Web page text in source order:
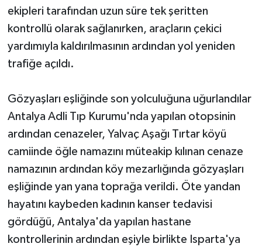
ekipleri tarafından uzun süre tek şeritten
kontrollü olarak sağlanırken, araçların çekici
yardımıyla kaldırılmasının ardından yol yeniden
trafiğe açıldı.
Gözyaşları eşliğinde son yolculuğuna uğurlandılar
Antalya Adli Tıp Kurumu'nda yapılan otopsinin
ardından cenazeler, Yalvaç Aşağı Tırtar köyü
camiinde öğle namazını müteakip kılınan cenaze
namazının ardından köy mezarlığında gözyaşları
eşliğinde yan yana toprağa verildi. Öte yandan
hayatını kaybeden kadının kanser tedavisi
gördüğü, Antalya'da yapılan hastane
kontrollerinin ardından eşiyle birlikte Isparta'ya